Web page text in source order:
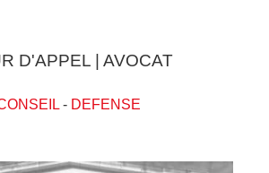
D'APPEL | AVOCAT
- DEFENSE